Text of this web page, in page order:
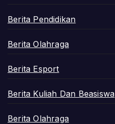
Berita Pendidikan
Berita Olahraga
Berita Esport
Berita Kuliah Dan Beasiswa
Berita Olahraga